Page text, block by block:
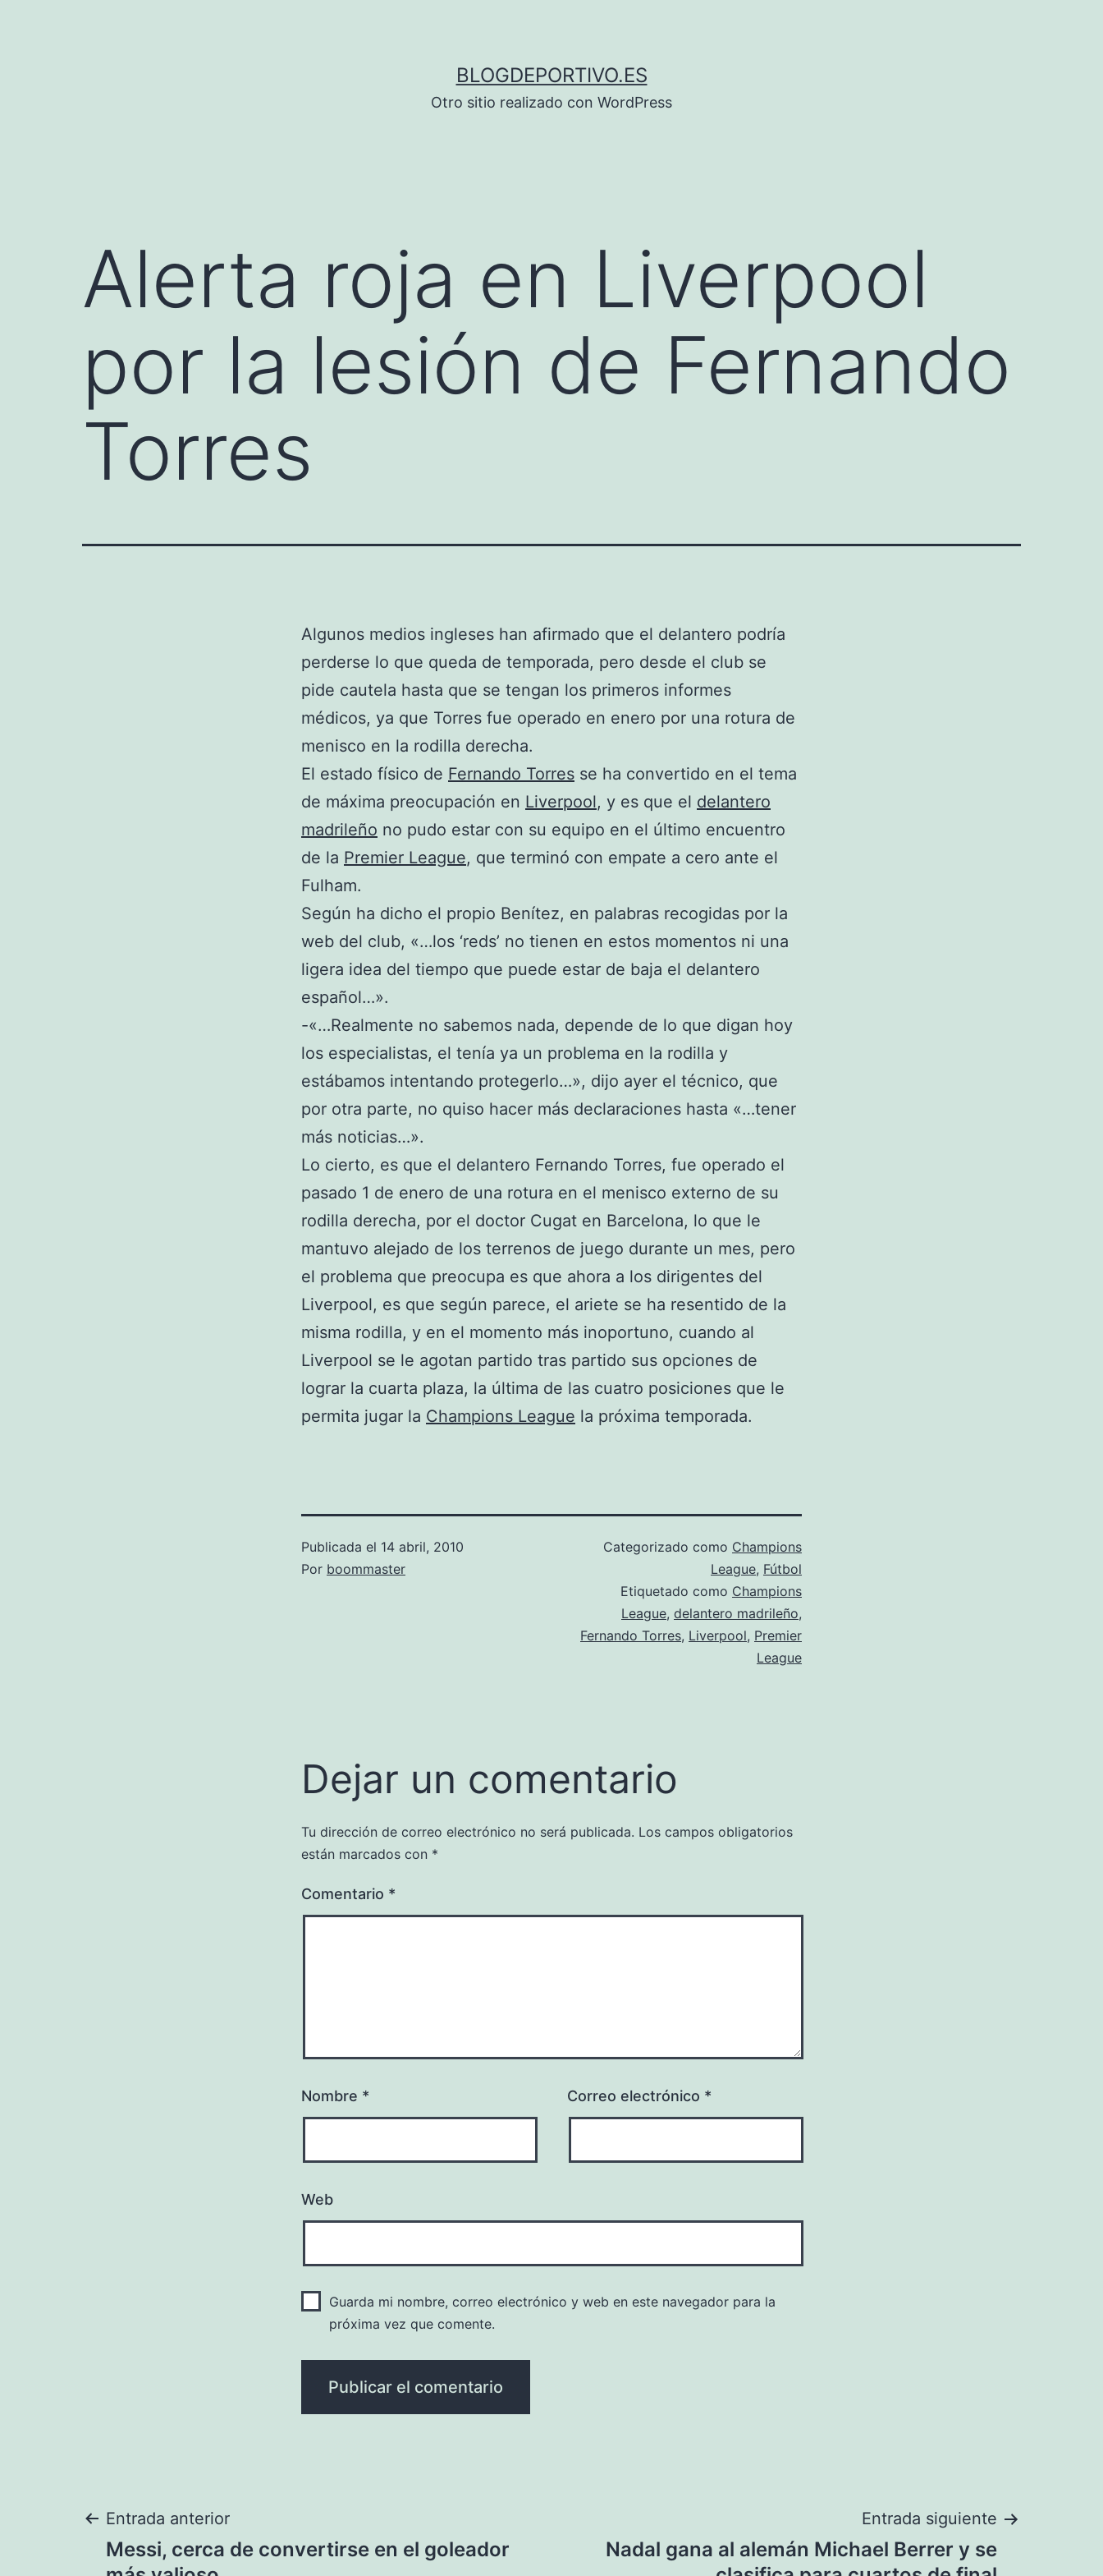
BLOGDEPORTIVO.ES
Otro sitio realizado con WordPress
Alerta roja en Liverpool
por la lesión de Fernando
Torres
Algunos medios ingleses han afirmado que el delantero podría
perderse lo que queda de temporada, pero desde el club se
pide cautela hasta que se tengan los primeros informes
médicos, ya que Torres fue operado en enero por una rotura de
menisco en la rodilla derecha.
El estado físico de Fernando Torres se ha convertido en el tema
de máxima preocupación en Liverpool, y es que el delantero
madrileño no pudo estar con su equipo en el último encuentro
de la Premier League, que terminó con empate a cero ante el
Fulham.
Según ha dicho el propio Benítez, en palabras recogidas por la
web del club, «…los ‘reds’ no tienen en estos momentos ni una
ligera idea del tiempo que puede estar de baja el delantero
español…».
-«…Realmente no sabemos nada, depende de lo que digan hoy
los especialistas, el tenía ya un problema en la rodilla y
estábamos intentando protegerlo…», dijo ayer el técnico, que
por otra parte, no quiso hacer más declaraciones hasta «…tener
más noticias…».
Lo cierto, es que el delantero Fernando Torres, fue operado el
pasado 1 de enero de una rotura en el menisco externo de su
rodilla derecha, por el doctor Cugat en Barcelona, lo que le
mantuvo alejado de los terrenos de juego durante un mes, pero
el problema que preocupa es que ahora a los dirigentes del
Liverpool, es que según parece, el ariete se ha resentido de la
misma rodilla, y en el momento más inoportuno, cuando al
Liverpool se le agotan partido tras partido sus opciones de
lograr la cuarta plaza, la última de las cuatro posiciones que le
permita jugar la Champions League la próxima temporada.
Publicada el 14 abril, 2010
Por boommaster
Categorizado como Champions
League, Fútbol
Etiquetado como Champions
League, delantero madrileño,
Fernando Torres, Liverpool, Premier
League
Dejar un comentario
Tu dirección de correo electrónico no será publicada. Los campos obligatorios
están marcados con *
Comentario *
Nombre * Correo electrónico *
Web
Guarda mi nombre, correo electrónico y web en este navegador para la
próxima vez que comente.
Navegación
Entrada anterior
Messi, cerca de convertirse en el goleador
Entrada siguiente
Nadal gana al alemán Michael Berrer y se